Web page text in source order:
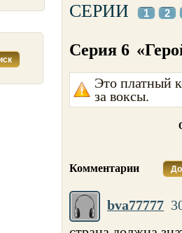
СЕРИИ 1 2
Серия 6
Это платный
за воксы.
Комментарии
bva77777